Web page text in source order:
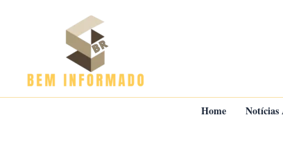
Home Notícias